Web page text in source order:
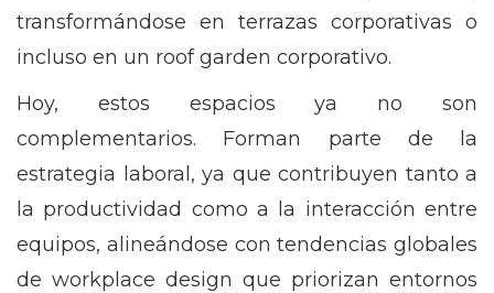
transformándose en terrazas corporativas o
incluso en un roof garden corporativo.
Hoy, estos espacios ya no son
complementarios. Forman parte de la
estrategia laboral, ya que contribuyen tanto a
la productividad como a la interacción entre
equipos, alineándose con tendencias globales
de workplace design que priorizan entornos